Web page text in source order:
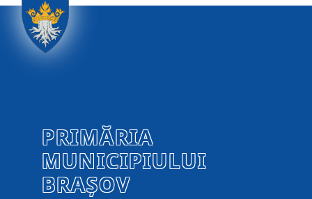
PRIMĂRIA
MUNICIPIULUI
BRAȘOV